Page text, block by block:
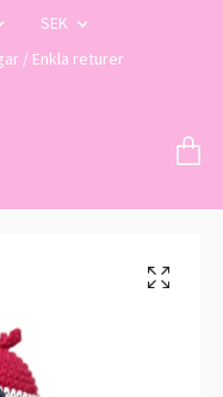
SEK
/ Enkla returer